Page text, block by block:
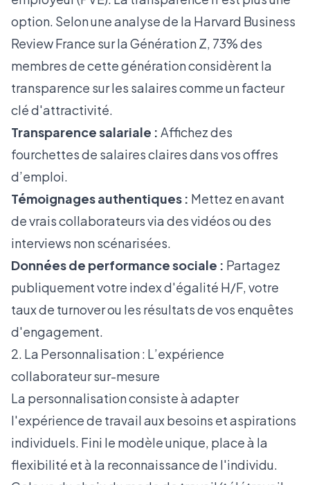
option. Selon uneanalyse de la Harvard Business
Review France sur la Génération Z, 73% des
membres de cette génération considèrent la
transparence sur les salaires comme un facteur
clé d'attractivité.
Transparence salariale : Affichez des
fourchettes de salaires claires dans vos offres
d’emploi.
Témoignages authentiques : Mettez en avant
de vrais collaborateurs via des vidéos ou des
interviews non scénarisées.
Données de performance sociale : Partagez
publiquement votre index d'égalité H/F, votre
taux de turnover ou les résultats de vos enquêtes
d'engagement.
2. La Personnalisation : L’expérience
collaborateur sur-mesure
La personnalisation consiste à adapter
l'expérience de travail aux besoins et aspirations
individuels. Fini le modèle unique, place à la
flexibilité et à la reconnaissance de l'individu.